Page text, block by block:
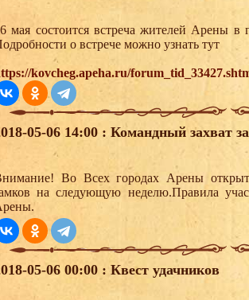
мая состоится встреча жителей Арены
о встрече можно узнать тут
kovcheg.apeha.ru/
05-06 14:00 : Командный захват
Во Всех городах Арены
на следующую неделю.Правила
05-06 00:00 : Квест удачников